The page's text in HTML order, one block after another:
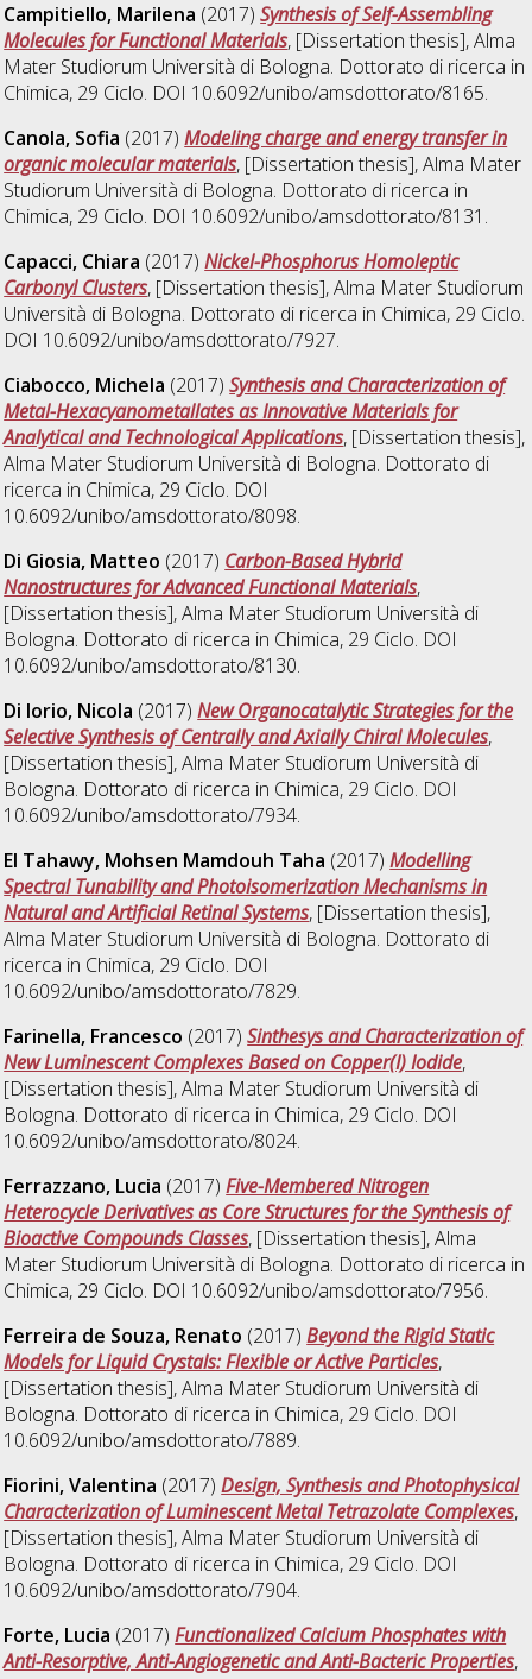
Campitiello, Marilena (2017)Synthesis of Self-Assembling
Molecules for Functional Materials, [Dissertation thesis], Alma
Mater Studiorum Università di Bologna. Dottorato di ricerca in
Chimica, 29 Ciclo. DOI 10.6092/unibo/amsdottorato/8165.
Canola, Sofia (2017)Modeling charge and energy transfer in
organic molecular materials, [Dissertation thesis], Alma Mater
Studiorum Università di Bologna. Dottorato di ricerca in
Chimica, 29 Ciclo. DOI 10.6092/unibo/amsdottorato/8131.
Capacci, Chiara (2017)Nickel-Phosphorus Homoleptic
Carbonyl Clusters, [Dissertation thesis], Alma Mater Studiorum
Università di Bologna. Dottorato di ricerca in Chimica, 29 Ciclo.
DOI 10.6092/unibo/amsdottorato/7927.
Ciabocco, Michela (2017)Synthesis and Characterization of
Metal-Hexacyanometallates as Innovative Materials for
Analytical and Technological Applications, [Dissertation thesis],
Alma Mater Studiorum Università di Bologna. Dottorato di
ricerca in Chimica, 29 Ciclo. DOI
10.6092/unibo/amsdottorato/8098.
Di Giosia, Matteo (2017) Carbon-Based Hybrid
Nanostructures for Advanced Functional Materials,
[Dissertation thesis], Alma Mater Studiorum Università di
Bologna. Dottorato di ricerca in Chimica, 29 Ciclo. DOI
10.6092/unibo/amsdottorato/8130.
Di Iorio, Nicola (2017)New Organocatalytic Strategies for the
Selective Synthesis of Centrally and Axially Chiral Molecules,
[Dissertation thesis], Alma Mater Studiorum Università di
Bologna. Dottorato di ricerca in Chimica, 29 Ciclo. DOI
10.6092/unibo/amsdottorato/7934.
El Tahawy, Mohsen Mamdouh Taha (2017)Modelling
Spectral Tunability and Photoisomerization Mechanisms in
Natural and Artificial Retinal Systems, [Dissertation thesis],
Alma Mater Studiorum Università di Bologna. Dottorato di
ricerca in Chimica, 29 Ciclo. DOI
10.6092/unibo/amsdottorato/7829.
Farinella, Francesco (2017)Sinthesys and Characterization of
New Luminescent Complexes Based on Copper(I) Iodide,
[Dissertation thesis], Alma Mater Studiorum Università di
Bologna. Dottorato di ricerca in Chimica, 29 Ciclo. DOI
10.6092/unibo/amsdottorato/8024.
Ferrazzano, Lucia (2017)Five-Membered Nitrogen
Heterocycle Derivatives as Core Structures for the Synthesis of
Bioactive Compounds Classes, [Dissertation thesis], Alma
Mater Studiorum Università di Bologna. Dottorato di ricerca in
Chimica, 29 Ciclo. DOI 10.6092/unibo/amsdottorato/7956.
Ferreira de Souza, Renato (2017)Beyond the Rigid Static
Models for Liquid Crystals: Flexible or Active Particles,
[Dissertation thesis], Alma Mater Studiorum Università di
Bologna. Dottorato di ricerca in Chimica, 29 Ciclo. DOI
10.6092/unibo/amsdottorato/7889.
Fiorini, Valentina (2017)Design, Synthesis and Photophysical
Characterization of Luminescent Metal Tetrazolate Complexes,
[Dissertation thesis], Alma Mater Studiorum Università di
Bologna. Dottorato di ricerca in Chimica, 29 Ciclo. DOI
10.6092/unibo/amsdottorato/7904.
Forte, Lucia (2017)Functionalized Calcium Phosphates with
Anti-Resorptive, Anti-Angiogenetic and Anti-Bacteric Properties,